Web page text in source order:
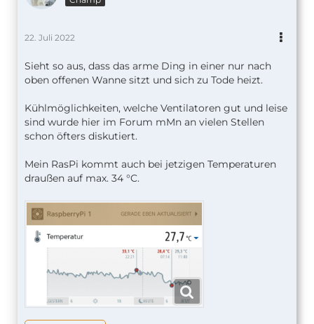
22. Juli 2022
Sieht so aus, dass das arme Ding in einer nur nach
oben offenen Wanne sitzt und sich zu Tode heizt.
Kühlmöglichkeiten, welche Ventilatoren gut und leise
sind wurde hier im Forum mMn an vielen Stellen
schon öfters diskutiert.
Mein RasPi kommt auch bei jetzigen Temperaturen
draußen auf max. 34 °C.